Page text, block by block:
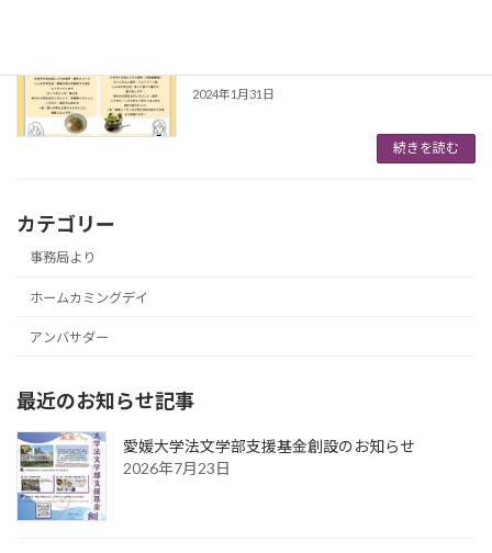
2024年1月31日
続きを読む
カテゴリー
事務局より
ホームカミングデイ
アンバサダー
最近のお知らせ記事
愛媛大学法文学部支援基金創設のお知らせ
2026年7月23日